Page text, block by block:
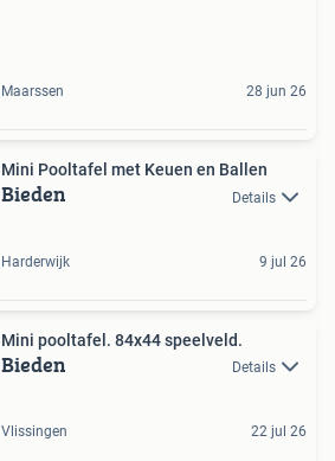
Maarssen 28 jun 26
Mini Pooltafel met Keuen en Ballen
Bieden Details
Harderwijk 9 jul 26
Mini pooltafel. 84x44 speelveld.
Bieden Details
Vlissingen 22 jul 26